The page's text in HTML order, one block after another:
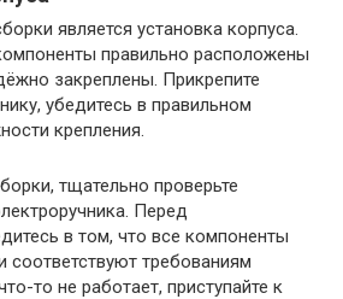
является установка корпуса.
правильно расположены
закреплены. Прикрепите
убедитесь в правильном
крепления.
тщательно проверьте
Перед
в том, что все компоненты
соответствуют требованиям
то не работает, приступайте к